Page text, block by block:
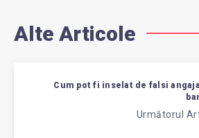
Alte Articole
Cum pot fi inselat de falsi
Următorul